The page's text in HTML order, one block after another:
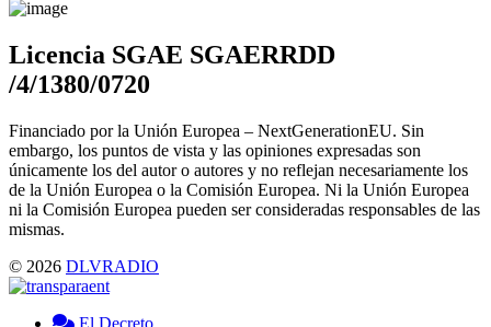
Licencia SGAE SGAERRDD
/4/1380/0720
Financiado por la Unión Europea – NextGenerationEU. Sin
embargo, los puntos de vista y las opiniones expresadas son
únicamente los del autor o autores y no reflejan necesariamente los
de la Unión Europea o la Comisión Europea. Ni la Unión Europea
ni la Comisión Europea pueden ser consideradas responsables de las
mismas.
© 2026 DLVRADIO
El Decreto